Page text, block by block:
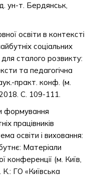
ун-т. Бердянськ,
освіти в контексті
соціальних
сталого розвикту:
та педагогічна
практ. конф. (м.
С. 109-111.
формування
працівників
освіти і виховання:
Матеріали
конференції (м. Київ,
ГО «Київська